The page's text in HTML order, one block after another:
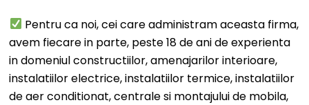
Pentru ca noi, cei care administram aceasta firma,
avem fiecare in parte, peste 18 de ani de experienta
in domeniul constructiilor, amenajarilor interioare,
instalatiilor electrice, instalatiilor termice, instalatiilor
de aer conditionat, centrale si montajului de mobila,